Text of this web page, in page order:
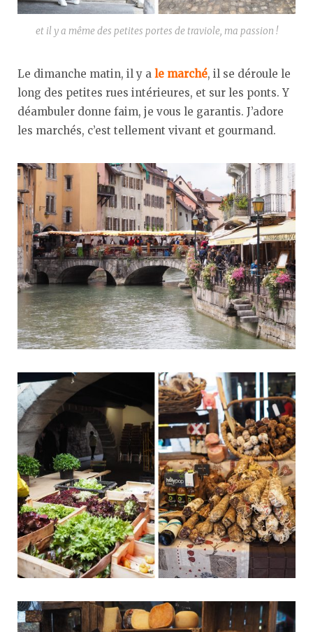
et il y a même des petites portes de traviole, ma passion !
Le dimanche matin, il y a le marché, il se déroule le
long des petites rues intérieures, et sur les ponts. Y
déambuler donne faim, je vous le garantis. J’adore
les marchés, c’est tellement vivant et gourmand.